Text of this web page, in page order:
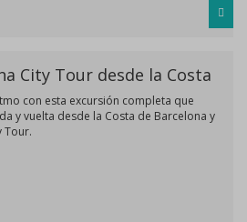
City Tour desde la Costa
con esta excursión completa que
y vuelta desde la Costa de Barcelona y
Tour.